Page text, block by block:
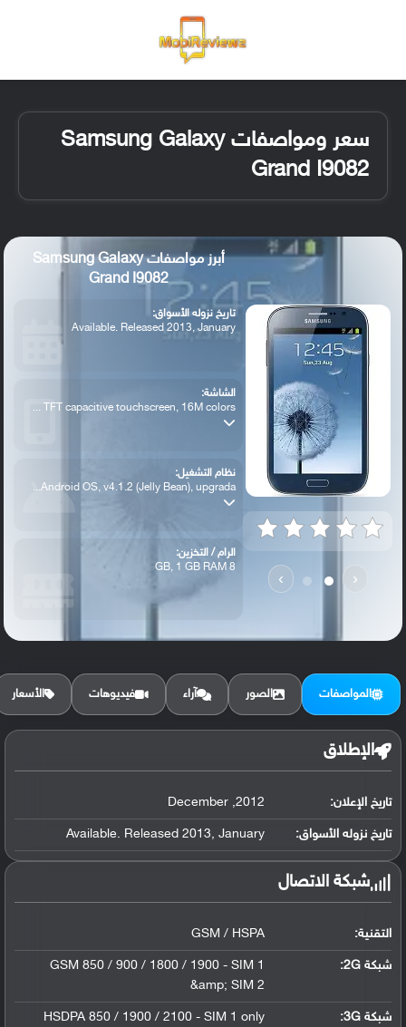
سعر ومواصفات Samsung Galaxy
Grand I9082
‹
›
أبرز مواصفات Samsung Galaxy
Grand I9082
تاريخ نزوله الأسواق:
Available. Released 2013, January
الشاشة:
TFT capacitive touchscreen, 16M colors ...
نظام التشغيل:
Android OS, v4.1.2 (Jelly Bean), upgrada...
الرام / التخزين:
8 GB, 1 GB RAM
الكاميرا الأساسية:
المواصفات الصور آراء فيديوهات الأسعار
الإطلاق
تاريخ الإعلان: 2012, December
تاريخ نزوله الأسواق: Available. Released 2013, January
شبكة الاتصال
التقنية: GSM / HSPA
شبكة 2G:
GSM 850 / 900 / 1800 / 1900 - SIM 1
&amp; SIM 2
شبكة 3G :
HSDPA 850 / 1900 / 2100 - SIM 1 only